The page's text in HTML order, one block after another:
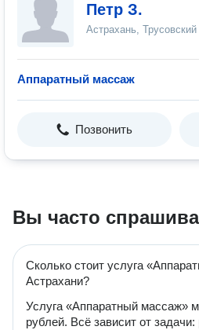
Петр З.
Астрахань, Трусовский
Аппаратный массаж
Позвонить
Вы часто
Сколько стоит услуга
Астрахани?
Услуга «Аппаратный массаж»
рублей. Всё зависит от задачи: